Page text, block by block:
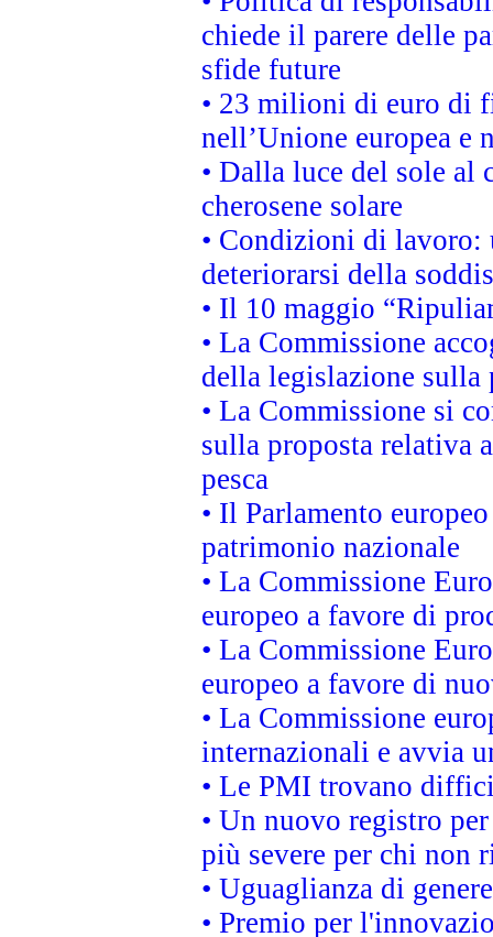
chiede il parere delle
sfide future
• 23 milioni di euro di
nell’Unione europea e
• Dalla luce del sole
cherosene solare
• Condizioni di lavoro:
deteriorarsi della
• Il 10 maggio
• La Commissione
della legislazione
• La Commissione si
sulla proposta relativa
pesca
• Il Parlamento
patrimonio nazionale
• La Commissione
europeo a favore di
• La Commissione
europeo a favore di
• La Commissione
internazionali e avvia
• Le PMI trovano
• Un nuovo registro
più severe per chi non
• Uguaglianza di
• Premio per